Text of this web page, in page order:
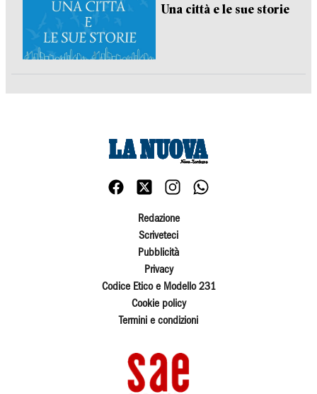
Una città e le sue storie
Redazione
Scriveteci
Pubblicità
Privacy
Codice Etico e Modello 231
Cookie policy
Termini e condizioni